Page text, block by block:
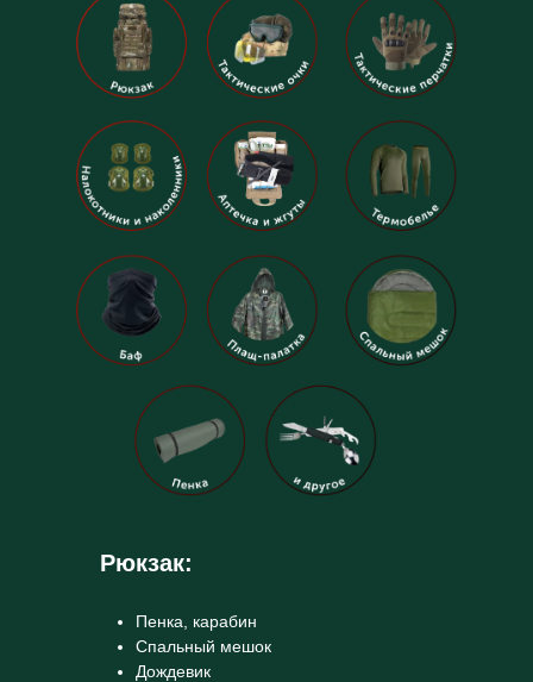
Пенка, карабин
Спальный мешок
Дождевик
Рюкзак: